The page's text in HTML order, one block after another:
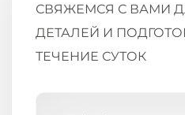
СВЯЖЕМСЯ С ВАМИ
ДЕТАЛЕЙ И
ТЕЧЕНИЕ СУТОК